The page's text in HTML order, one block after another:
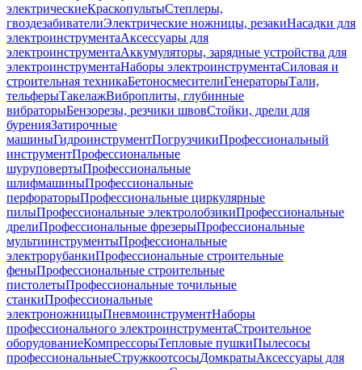
электрическиеКраскопультыСтеплеры,
гвоздезабивателиЭлектрические ножницы, резакиНасадки для
электроинструментаАксессуары для
электроинструментаАккумуляторы, зарядные устройства для
электроинструментаНаборы электроинструментаСиловая и
строительная техникаБетоносмесителиГенераторыТали,
тельферыТакелажВиброплиты, глубинные
вибраторыБензорезы, резчики швовСтойки, дрели для
буренияЗатирочные
машиныГидроинструментПогрузчикиПрофессиональный
инструментПрофессиональные
шуруповертыПрофессиональные
шлифмашиныПрофессиональные
перфораторыПрофессиональные циркулярные
пилыПрофессиональные электролобзикиПрофессиональные
дрелиПрофессиональные фрезерыПрофессиональные
мультиинструментыПрофессиональные
электрорубанкиПрофессиональные строительные
феныПрофессиональные строительные
пистолетыПрофессиональные точильные
станкиПрофессиональные
электроножницыПневмоинструментНаборы
профессионального электроинструментаСтроительное
оборудованиеКомпрессорыТепловые пушкиПылесосы
профессиональныеСтружкоотсосыДомкратыАксессуары для